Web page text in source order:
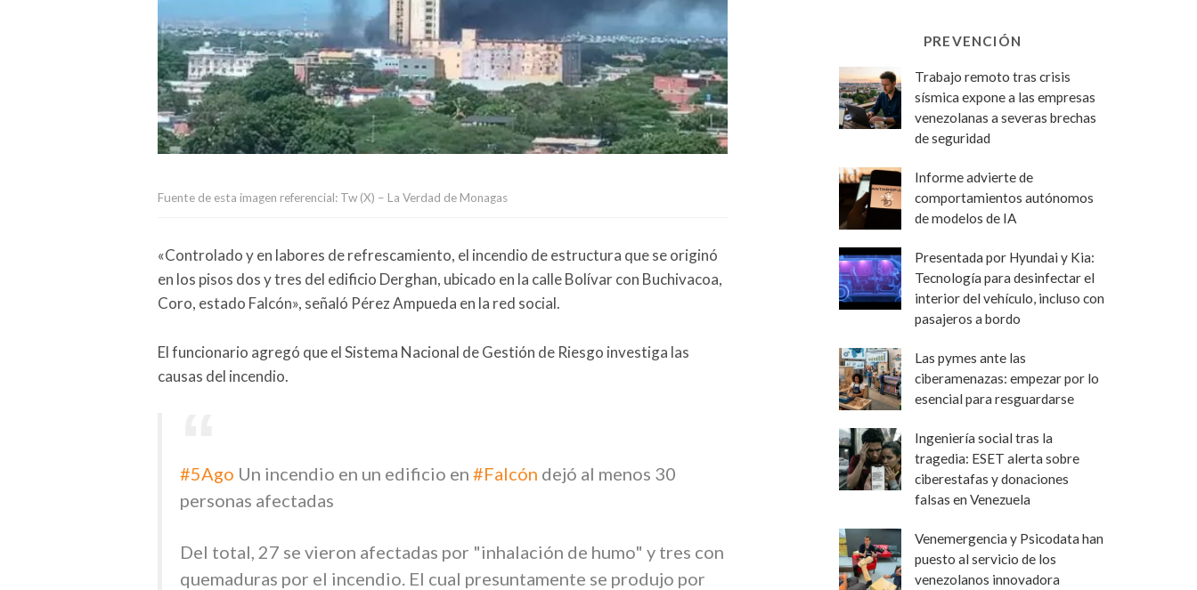
Fuente de esta imagen referencial: Tw (X) – La Verdad de Monagas
«Controlado y en labores de refrescamiento, el incendio de estructura que se originó
en los pisos dos y tres del edificio Derghan, ubicado en la calle Bolívar con Buchivacoa,
Coro, estado Falcón», señaló Pérez Ampueda en la red social.
El funcionario agregó que el Sistema Nacional de Gestión de Riesgo investiga las
causas del incendio.
#5Ago Un incendio en un edificio en #Falcón dejó al menos 30
personas afectadas
Del total, 27 se vieron afectadas por "inhalación de humo" y tres con
quemaduras por el incendio. El cual presuntamente se produjo por
PREVENCIÓN
Trabajo remoto tras crisis
sísmica expone a las empresas
venezolanas a severas brechas
de seguridad
Informe advierte de
comportamientos autónomos
de modelos de IA
Presentada por Hyundai y Kia:
Tecnología para desinfectar el
interior del vehículo, incluso con
pasajeros a bordo
Las pymes ante las
ciberamenazas: empezar por lo
esencial para resguardarse
Ingeniería social tras la
tragedia: ESET alerta sobre
ciberestafas y donaciones
falsas en Venezuela
Venemergencia y Psicodata han
puesto al servicio de los
venezolanos innovadora